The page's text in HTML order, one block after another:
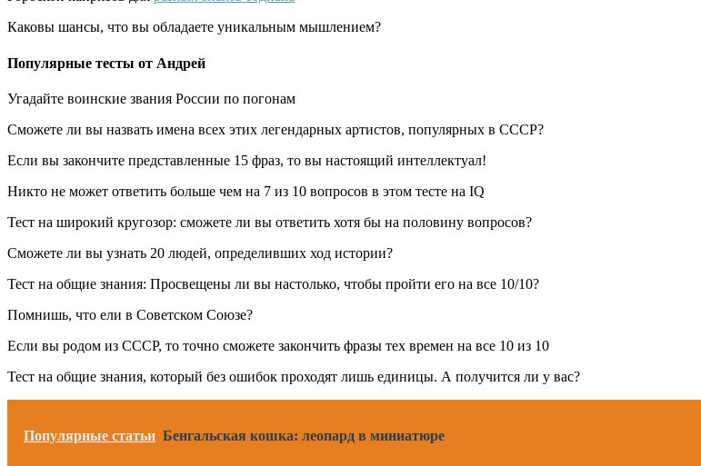
Каковы шансы, что вы обладаете уникальным мышлением?
Популярные тесты от Андрей
Угадайте воинские звания России по погонам
Сможете ли вы назвать имена всех этих легендарных артистов, популярных в СССР?
Если вы закончите представленные 15 фраз, то вы настоящий интеллектуал!
Никто не может ответить больше чем на 7 из 10 вопросов в этом тесте на IQ
Тест на широкий кругозор: сможете ли вы ответить хотя бы на половину вопросов?
Сможете ли вы узнать 20 людей, определивших ход истории?
Тест на общие знания: Просвещены ли вы настолько, чтобы пройти его на все 10/10?
Помнишь, что ели в Советском Союзе?
Если вы родом из СССР, то точно сможете закончить фразы тех времен на все 10 из 10
Тест на общие знания, который без ошибок проходят лишь единицы. А получится ли у вас?
Популярные статьи Бенгальская кошка: леопард в миниатюре